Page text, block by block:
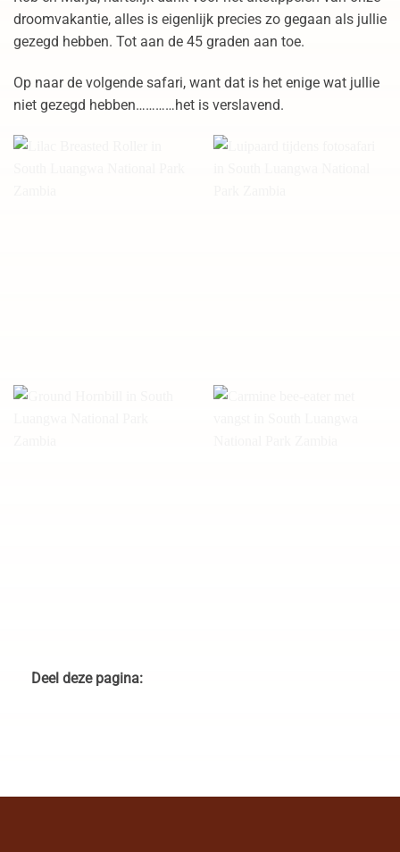
droomvakantie, alles is eigenlijk precies zo gegaan als jullie
gezegd hebben. Tot aan de 45 graden aan toe.
Op naar de volgende safari, want dat is het enige wat jullie
niet gezegd hebben…………het is verslavend.
South Luangwa National
in South Luangwa National
Deel deze pagina: